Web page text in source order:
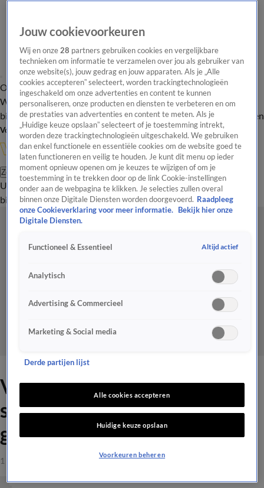
Overzicht Onze programma's Uitzendingen Onze gezichten
In de
WandelgangenInterviewsUitzending
bijwonenPodcastShopVeelgestelde vragenKijkersvraag insturen
Volg Vandaag Inside
Zoeken
UitzendingenVandaag InsideDe OranjezomerShopUitzending
bijwonen
Valentijn kritisch: ‘Zo horen
spelers van Ajax zich niet te
gedragen’
1 mrt 2023, 00:02
Jouw cookievoorkeuren
Wij en onze28 partners gebruiken cookies en vergelijkbare
technieken om informatie te verzamelen over jou als gebruiker van
onze website(s), jouw gedrag en jouw apparaten. Als je „Alle
cookies accepteren” selecteert, worden trackingtechnologieën
ingeschakeld om onze advertenties en content te kunnen
personaliseren, onze producten en diensten te verbeteren en om
de prestaties van advertenties en content te meten. Als je
„Huidige keuze opslaan” selecteert of je toestemming intrekt,
worden deze trackingtechnologieën uitgeschakeld. We gebruiken
dan enkel functionele en essentiële cookies om de website goed te
laten functioneren en veilig te houden. Je kunt dit menu op ieder
moment opnieuw openen om je keuzes te wijzigen of om je
toestemming in te trekken door op de link Cookie-instellingen
onder aan de webpagina te klikken. Je selecties zullen overal
binnen onze Digitale Diensten worden doorgevoerd. Raadpleeg
onze Cookieverklaring voor meer informatie.
Bekijk hier onze
Digitale Diensten.
Functioneel & Essentieel Altijd actief
Analytisch
Advertising & Commercieel
Marketing & Social media
Derde partijen lijst
Alle cookies accepteren
Huidige keuze opslaan
Voorkeuren beheren